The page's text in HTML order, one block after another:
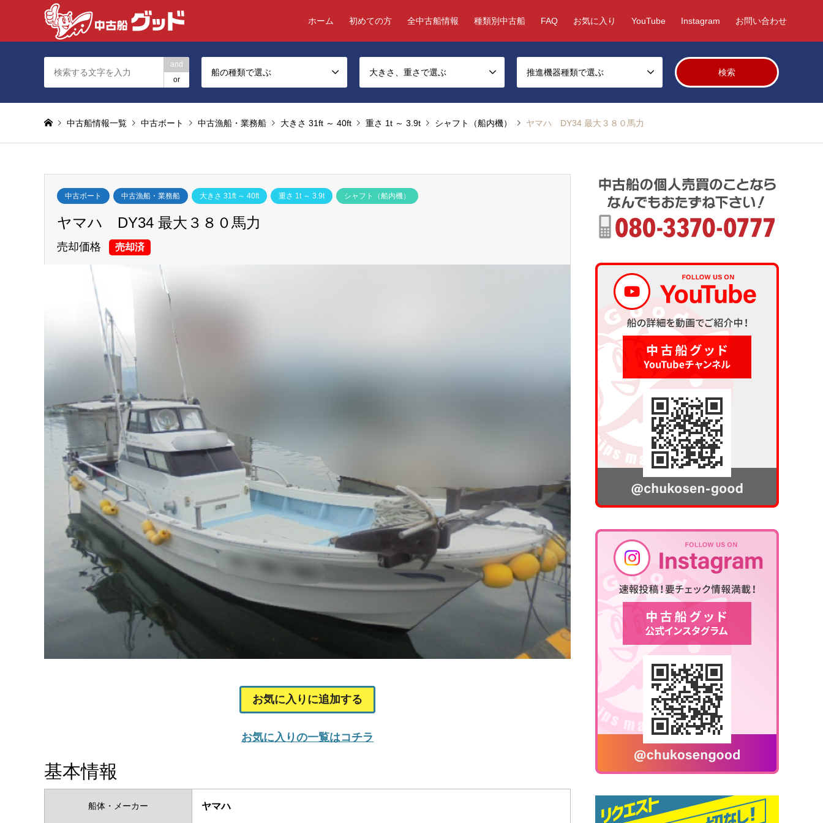
ホーム 初めての方 全中古船情報 種類別中古船 FAQ お気に入り YouTube Instagram お問い合わせ
and
or
船の種類で選ぶ 大きさ、重さで選ぶ 推進機器種類で選ぶ
中古船情報一覧 中古ボート 中古漁船・業務船 大きさ 31ft ～ 40ft 重さ 1t ～ 3.9t シャフト（船内機） ヤマハ DY34 最大３８０馬力
中古ボート 中古漁船・業務船 大きさ 31ft ～ 40ft 重さ 1t ～ 3.9t シャフト（船内機）
ヤマハ DY34 最大３８０馬力
売却価格 売却済
お気に入りに追加する
お気に入りの一覧はコチラ
基本情報
船体・メーカー ヤマハ